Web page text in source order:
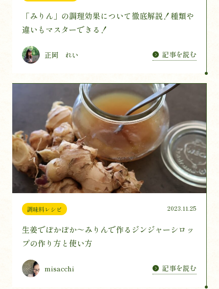
「みりん」の調理効果について徹底解説！種類や
違いもマスターできる！
正岡 れい 記事を読む
調味料レシピ 2023.11.25
生姜でぽかぽか～みりんで作るジンジャーシロッ
プの作り方と使い方
misacchi 記事を読む